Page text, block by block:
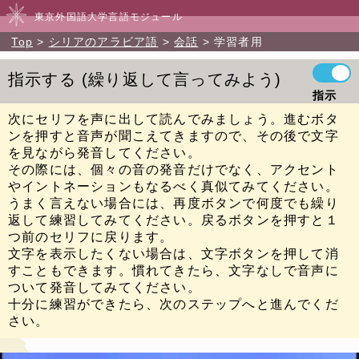
東京外国語大学言語モジュール
Top シリアのアラビア語 会話 学習者用
指示する 繰り返して言ってみよう
指示
次にセリフを声に出して読んでみましょう。進むボタ
ンを押すと音声が聞こえてきますので、その後で文字
を見ながら発音してください。
その際には、個々の音の発音だけでなく、アクセント
やイントネーションもなるべく真似てみてください。
うまく言えない場合には、再度ボタンで何度でも繰り
返して練習してみてください。戻るボタンを押すと１
つ前のセリフに戻ります。
文字を表示したくない場合は、文字ボタンを押して消
すこともできます。慣れてきたら、文字なしで音声に
ついて発音してみてください。
十分に練習ができたら、次のステップへと進んでくだ
さい。